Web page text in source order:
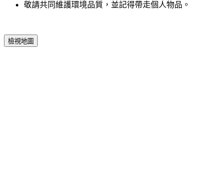
敬請共同維護環境品質，並記得帶走個人物品。
檢視地圖